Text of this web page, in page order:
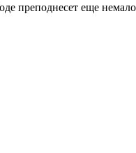
еще